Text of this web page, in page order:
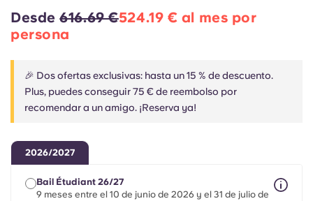
Deutsch
Italian
Portuguese
Desde616.69 €524.19 € al mes por
persona
🎉 Dos ofertas exclusivas: hasta un 15 % de descuento.
Plus, puedes conseguir 75 € de reembolso por
recomendar a un amigo. ¡Reserva ya!
2026/2027
Bail Étudiant 26/27
9 meses entre el 10 de junio de 2026 y el 31 de julio de